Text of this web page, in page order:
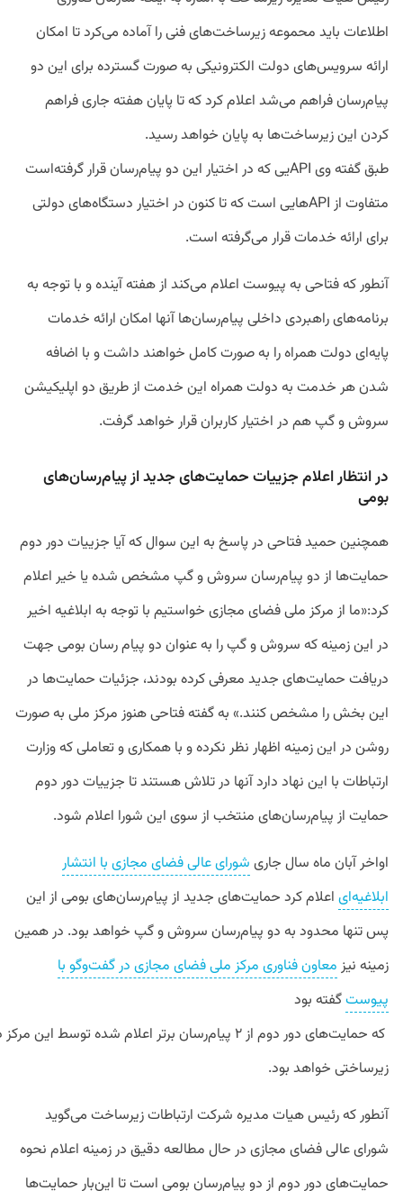
اطلاعات باید محموعه زیر‌ساخت‌های فنی را آماده می‌کرد تا امکان
ارائه سرویس‌های دولت الکترونیکی به صورت گسترده برای این دو
پیام‌رسان فراهم می‌شد اعلام کرد که تا پایان هفته جاری فراهم
کردن این زیرساخت‌ها به پایان خواهد رسید.
طبق گفته وی
APIیی که در اختیار این دو پیام‌رسان قرار گرفته‌است
متفاوت از APIهایی است که تا کنون در اختیار دستگاه‌های دولتی
برای ارائه خدمات قرار می‌گرفته است.
آنطور که فتاحی به پیوست اعلام می‌کند از هفته آینده و با توجه به
برنامه‌های راهبردی داخلی پیام‌رسان‌ها آنها امکان ارائه خدمات
پایه‌ای دولت همراه را به صورت کامل خواهند داشت و با اضافه
شدن هر خدمت به دولت همراه این خدمت از طریق دو اپلیکیشن
سروش و گپ هم در اختیار کاربران قرار خواهد گرفت.
در انتظار اعلام جزییات حمایت‌های جدید از پیام‌رسان‌های
بومی
همچنین حمید فتاحی در پاسخ به این سوال که آیا جزییات دور دوم
حمایت‌ها از دو پیام‌رسان سروش و گپ مشخص شده یا خیر اعلام
کرد:‌«ما از مرکز ملی فضای مجازی خواستیم با توجه به ابلاغیه اخیر
در این زمینه که سروش و گپ را به عنوان دو پیام رسان بومی جهت
دریافت حمایت‌های جدید معرفی کرده بودند، جزئیات حمایت‌ها در
این بخش را مشخص کنند.» به گفته فتاحی هنوز مرکز ملی به صورت
روشن در این زمینه اظهار نظر نکرده و با همکاری و تعاملی که وزارت
ارتباطات با این نهاد دارد آنها در تلاش هستند تا جزییات دور دوم
حمایت از پیام‌رسان‌های منتخب از سوی این شورا اعلام شود.
اواخر آبان ماه سال جاری شورای عالی فضای مجازی با انتشار
ابلاغیه‌ای اعلام کرد حمایت‌های جدید از پیام‌رسان‌های بومی از این
پس تنها محدود به دو پیام‌‌رسان سروش و گپ خواهد بود. در همین
زمینه نیز معاون فناوری مرکز ملی فضای مجازی در گفت‌وگو با
پیوستگفته بود
که حمایت‌های دور دوم از ۲ پیام‌رسان برتر اعلام شده توسط
زیرساختی خواهد بود.
آنطور که رئیس هیات مدیره شرکت ارتباطات زیرساخت می‌گوید
شورای عالی فضای مجازی در حال مطالعه دقیق در زمینه اعلام نحوه
حمایت‌های دور دوم از دو پیام‌رسان بومی است تا این‌بار حمایت‌ها